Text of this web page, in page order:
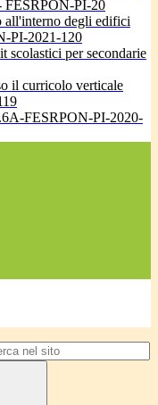
FESRPON-PI-20
all'interno degli edifici
PI-2021-120
scolastici per secondarie
il curricolo verticale
FESRPON-PI-2020-